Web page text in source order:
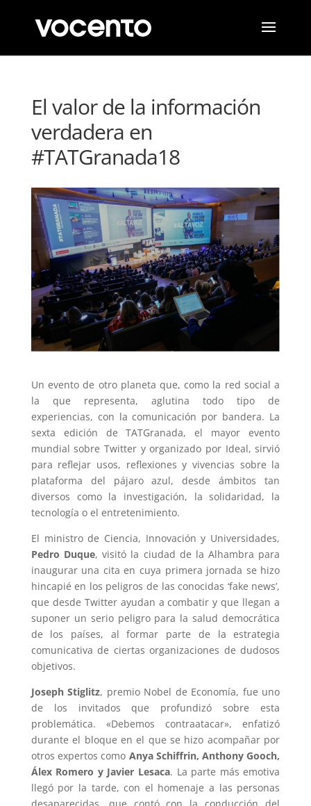
El valor de la información
verdadera en
#TATGranada18
Un evento de otro planeta que, como la red social a
la que representa, aglutina todo tipo de
experiencias, con la comunicación por bandera. La
sexta edición de TATGranada, el mayor evento
mundial sobre Twitter y organizado por Ideal, sirvió
para reflejar usos, reflexiones y vivencias sobre la
plataforma del pájaro azul, desde ámbitos tan
diversos como la investigación, la solidaridad, la
tecnología o el entretenimiento.
El ministro de Ciencia, Innovación y Universidades,
Pedro Duque, visitó la ciudad de la Alhambra para
inaugurar una cita en cuya primera jornada se hizo
hincapié en los peligros de las conocidas ‘fake news’,
que desde Twitter ayudan a combatir y que llegan a
suponer un serio peligro para la salud democrática
de los países, al formar parte de la estrategia
comunicativa de ciertas organizaciones de dudosos
objetivos.
Joseph Stiglitz, premio Nobel de Economía, fue uno
de los invitados que profundizó sobre esta
problemática. «Debemos contraatacar», enfatizó
durante el bloque en el que se hizo acompañar por
otros expertos como Anya Schiffrin, Anthony Gooch,
Álex Romero y Javier Lesaca. La parte más emotiva
llegó por la tarde, con el homenaje a las personas
desaparecidas, que contó con la conducción del